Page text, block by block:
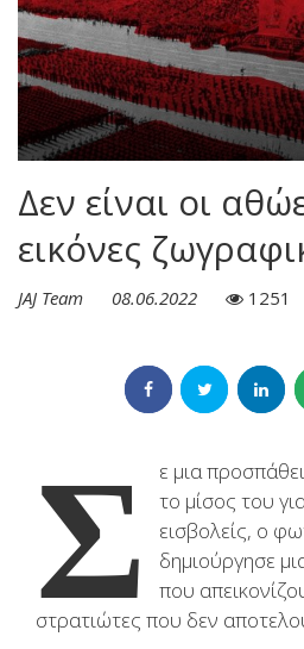
Δεν είναι οι
εικόνες
JAJ Team 08.06.2022 1251
Σ
ε μια
το μίσος του
εισβολείς, ο
δημιούργησε
που
στρατιώτες που δεν